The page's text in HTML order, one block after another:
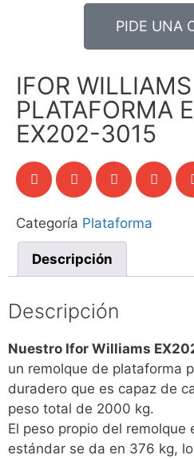
PIDE UNA
IFOR WILLIAMS
PLATAFORMA
EX202-3015
Categoría Plataforma
Descripción
Descripción
Nuestro Ifor Williams
un remolque de plataforma
duradero que es capaz de
peso total de 2000 kg.
El peso propio del remolque
estándar se da en 376 kg,